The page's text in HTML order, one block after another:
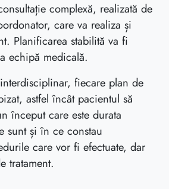
complexă, realizată de
care va realiza și
Planificarea stabilită va fi
echipă medicală.
fiecare plan de
astfel încât pacientul să
început care este durata
sunt și în ce constau
care vor fi efectuate, dar
tratament.